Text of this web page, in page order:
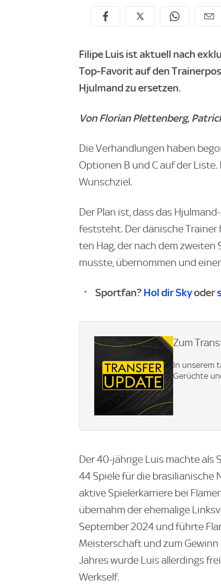
Filipe Luis ist aktuell nach
Top-Favorit auf den
Hjulmand zu ersetzen.
Von Florian Plettenberg,
Die Verhandlungen haben
Optionen B und C auf der
Wunschziel.
Der Plan ist, dass das
feststeht. Der dänische Trainer
ten Hag, der nach dem zweiten
musste, übernommen und
Sportfan? Hol dir Skyoder
Zum
In unserem
Gerüchte
Der 40-jährige Luis machte als
44 Spiele für die brasilianische
aktive Spielerkarriere bei
übernahm der ehemalige
September 2024 und führte
Meisterschaft und zum Gewinn
Jahres wurde Luis allerdings
Werkself.